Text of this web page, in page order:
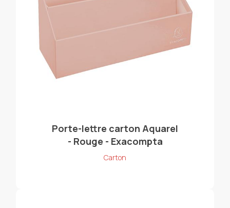
Porte-lettre carton Aquarel
- Rouge - Exacompta
Carton